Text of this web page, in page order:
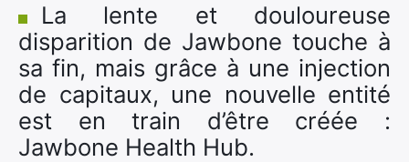
La lente et douloureuse
disparition de Jawbone touche à
sa fin, mais grâce à une injection
de capitaux, une nouvelle entité
est en train d’être créée :
Jawbone Health Hub.